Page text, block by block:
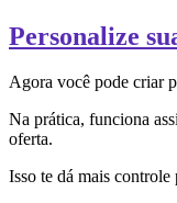
Personalize
Agora você pode criar
Na prática, funciona
oferta.
Isso te dá mais